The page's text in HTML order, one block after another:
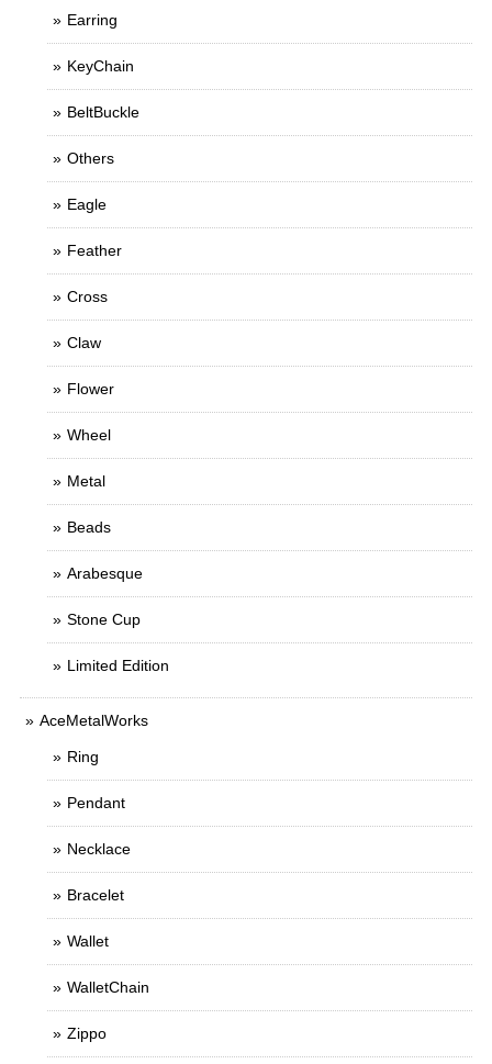
Earring
KeyChain
BeltBuckle
Others
Eagle
Feather
Cross
Claw
Flower
Wheel
Metal
Beads
Arabesque
Stone Cup
Limited Edition
AceMetalWorks
Ring
Pendant
Necklace
Bracelet
Wallet
WalletChain
Zippo